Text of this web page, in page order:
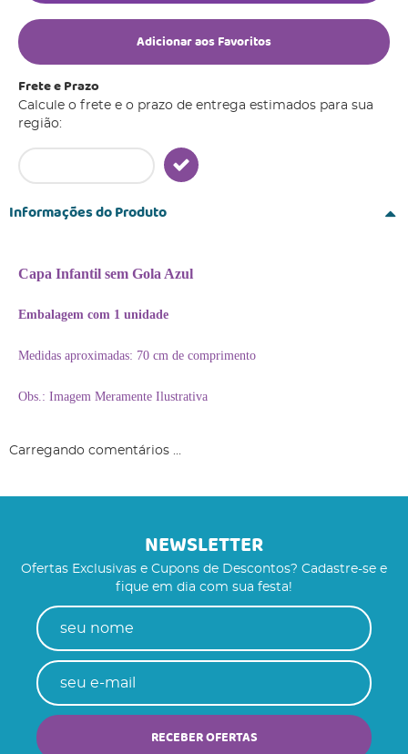
Adicionar aos Favoritos
Frete e Prazo
Calcule o frete e o prazo de entrega estimados para sua
região:
Informações do Produto
Capa Infantil sem Gola Azul
Embalagem com 1 unidade
Medidas aproximadas: 70 cm de comprimento
Obs.: Imagem Meramente Ilustrativa
Carregando comentários ...
NEWSLETTER
Ofertas Exclusivas e Cupons de Descontos? Cadastre-se e
fique em dia com sua festa!
RECEBER OFERTAS